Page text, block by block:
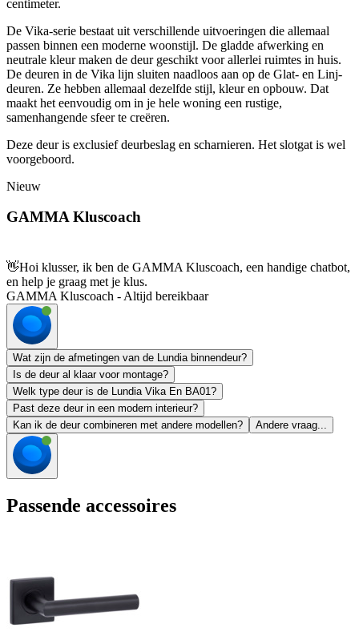
centimeter.
De Vika-serie bestaat uit verschillende uitvoeringen die allemaal
passen binnen een moderne woonstijl. De gladde afwerking en
neutrale kleur maken de deur geschikt voor allerlei ruimtes in huis.
De deuren in de Vika lijn sluiten naadloos aan op de Glat- en Linj-
deuren. Ze hebben allemaal dezelfde stijl, kleur en opbouw. Dat
maakt het eenvoudig om in je hele woning een rustige,
samenhangende sfeer te creëren.
Deze deur is exclusief deurbeslag en scharnieren. Het slotgat is wel
voorgeboord.
Nieuw
GAMMA Kluscoach
👋Hoi klusser, ik ben de GAMMA Kluscoach, een handige chatbot,
en help je graag met je klus.
GAMMA Kluscoach - Altijd bereikbaar
Wat zijn de afmetingen van de Lundia binnendeur?
Is de deur al klaar voor montage?
Welk type deur is de Lundia Vika En BA01?
Past deze deur in een modern interieur?
Kan ik de deur combineren met andere modellen?
Andere vraag...
Passende accessoires